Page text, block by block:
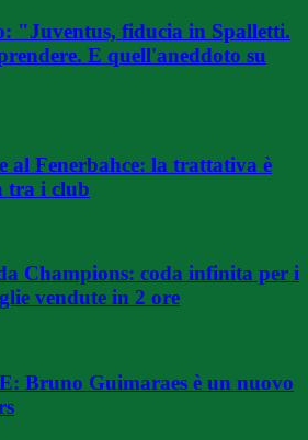
"Juventus, fiducia in Spalletti.
E quell'aneddoto su
Fenerbahce: la trattativa è
tra i club
Champions: coda infinita per i
vendute in 2 ore
Bruno Guimaraes è un nuovo